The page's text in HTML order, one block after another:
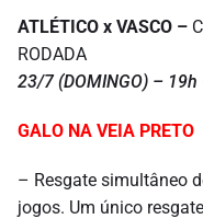
ATLÉTICO x VASCO –
RODADA
23/7 (DOMINGO) – 19h
GALO NA VEIA PRETO
– Resgate simultâneo
jogos. Um único